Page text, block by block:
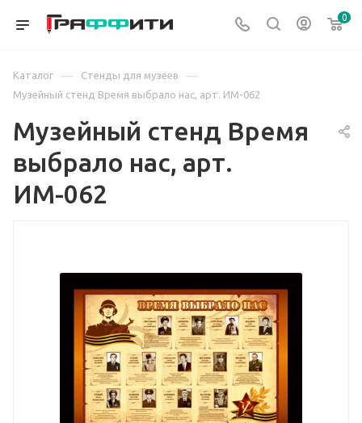
0
Каталог — Стенды для музеев —
Музейный стенд Время выбрало нас, арт. ИМ-062
Музейный стенд Время
выбрало нас, арт.
ИМ-062